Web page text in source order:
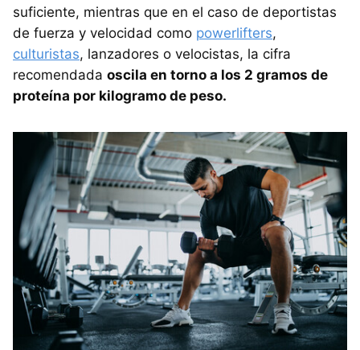
suficiente, mientras que en el caso de deportistas
de fuerza y velocidad como powerlifters,
culturistas, lanzadores o velocistas, la cifra
recomendada oscila en torno a los 2 gramos de
proteína por kilogramo de peso.